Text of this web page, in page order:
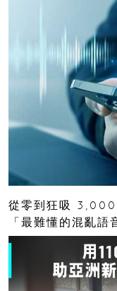
從零到狂吸 3,000
「最難懂的混亂語
市場？